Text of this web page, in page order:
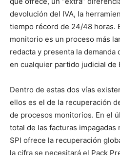
devolución del IVA, la
tiempo récord de 24/48 horas.
monitorio es un proceso más
redacta y presenta la
en cualquier partido judicial de
Dentro de estas dos vías
ellos es el de la recuperación
de procesos monitorios. En el
total de las facturas
SPI ofrece la recuperación
la cifra se necesitará el Pack